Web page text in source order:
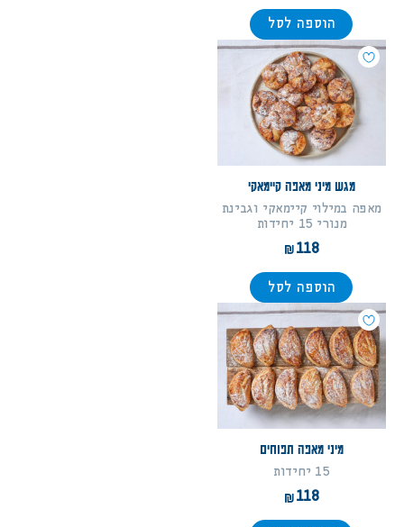
הוספה לסל
מגש מיני מאפה קיימאקי
מאפה במילוי קיימאקי וגבינת
מנורי 15 יחידות
118
הוספה לסל
מיני מאפה תפוחים
15 יחידות
118